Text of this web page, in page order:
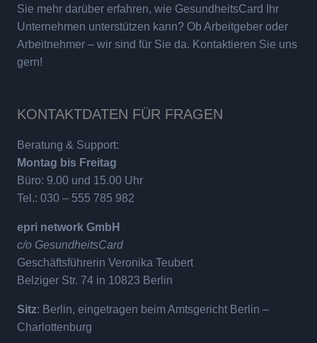
Sie mehr darüber erfahren, wie GesundheitsCard Ihr
Unternehmen unterstützen kann? Ob Arbeitgeber oder
Arbeitnehmer – wir sind für Sie da. Kontaktieren Sie uns
gern!
KONTAKTDATEN FÜR FRAGEN
Beratung & Support:
Montag bis Freitag
Büro: 9.00 und 15.00 Uhr
Tel.: 030 – 555 785 982
epri network GmbH
c/o GesundheitsCard
Geschäftsführerin Veronika Teubert
Belziger Str. 74 in 10823 Berlin
Sitz: Berlin, eingetragen beim Amtsgericht Berlin –
Charlottenburg